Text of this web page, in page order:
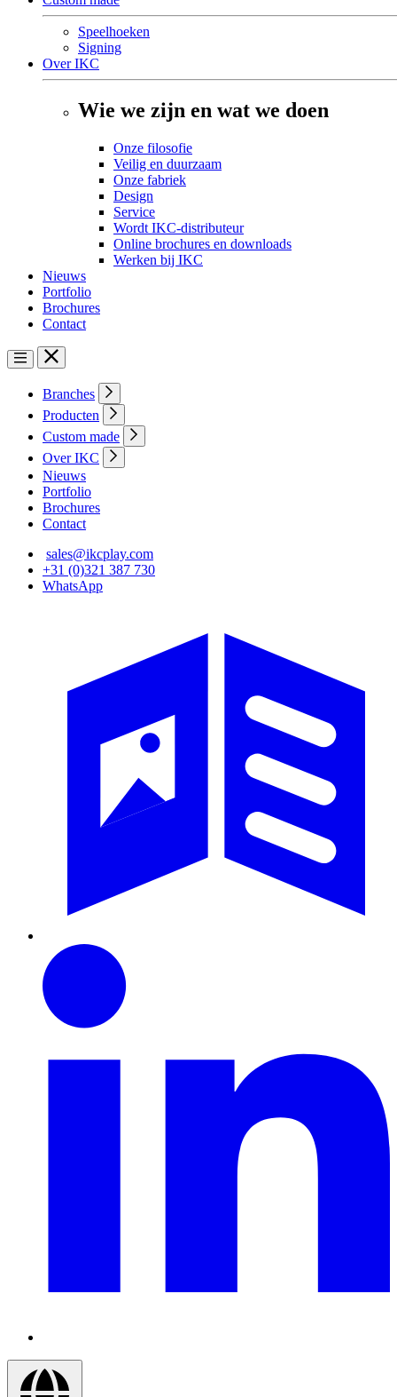
Speelhoeken
Signing
Over IKC
Wie we zijn en wat we doen
Onze filosofie
Veilig en duurzaam
Onze fabriek
Design
Service
Wordt IKC-distributeur
Online brochures en downloads
Werken bij IKC
Nieuws
Portfolio
Brochures
Contact
Branches
Producten
Custom made
Over IKC
Nieuws
Portfolio
Brochures
Contact
sales@ikcplay.com
+31 (0)321 387 730
WhatsApp